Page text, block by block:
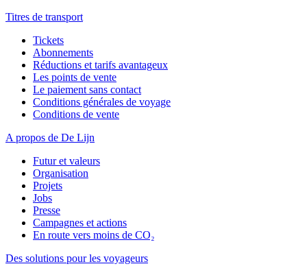
Titres de transport
Tickets
Abonnements
Réductions et tarifs avantageux
Les points de vente
Le paiement sans contact
Conditions générales de voyage
Conditions de vente
A propos de De Lijn
Futur et valeurs
Organisation
Projets
Jobs
Presse
Campagnes et actions
En route vers moins de CO₂
Des solutions pour les voyageurs